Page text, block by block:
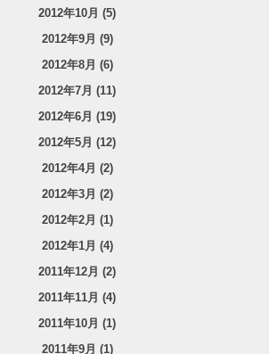
2012年10月 (5)
2012年9月 (9)
2012年8月 (6)
2012年7月 (11)
2012年6月 (19)
2012年5月 (12)
2012年4月 (2)
2012年3月 (2)
2012年2月 (1)
2012年1月 (4)
2011年12月 (2)
2011年11月 (4)
2011年10月 (1)
2011年9月 (1)